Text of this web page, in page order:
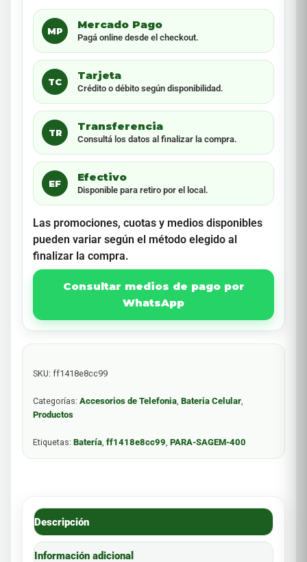
MP
Mercado Pago
Pagá online desde el checkout.
TC
Tarjeta
Crédito o débito según disponibilidad.
TR
Transferencia
Consultá los datos al finalizar la compra.
EF
Efectivo
Disponible para retiro por el local.
Las promociones, cuotas y medios disponibles
pueden variar según el método elegido al
finalizar la compra.
Consultar medios de pago por
WhatsApp
SKU: ff1418e8cc99
Categorías: Accesorios de Telefonia, Bateria Celular,
Productos
Etiquetas: Batería, ff1418e8cc99, PARA-SAGEM-400
Descripción
Información adicional